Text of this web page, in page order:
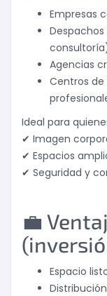
Empresas
Agencias
Centros
Ideal para
✔ Imagen
✔ Espacios
✔ Seguridad y
💼
Espacio